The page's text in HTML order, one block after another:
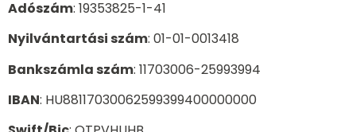
Adószám: 19353825-1-41
Nyilvántartási szám: 01-01-0013418
Bankszámla szám: 11703006-25993994
IBAN: HU88117030062599399400000000